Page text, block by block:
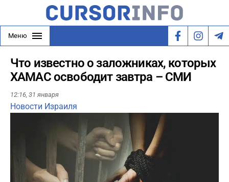
Меню
Что известно о заложниках, которых
ХАМАС освободит завтра – СМИ
12:16, 31 января
Новости Израиля